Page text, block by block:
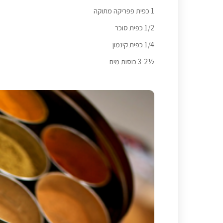
1 כפית פפריקה מתוקה
1/2 כפית סוכר
1/4 כפית קינמון
½3-2 כוסות מים